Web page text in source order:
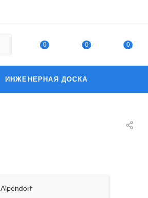
0 0 0
ИНЖЕНЕРНАЯ ДОСКА
Alpendorf